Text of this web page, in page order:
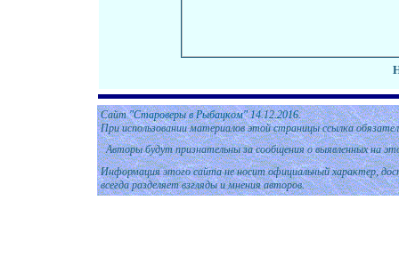
Сайт"Староверы в Рыбацком" 14.12.2016.
При использовании материалов этой страницы ссылка
Авторы будут признательны за сообщения о выявленных на
Информация этого сайта не носит официальный характер,
всегда разделяет взгляды и мнения авторов.